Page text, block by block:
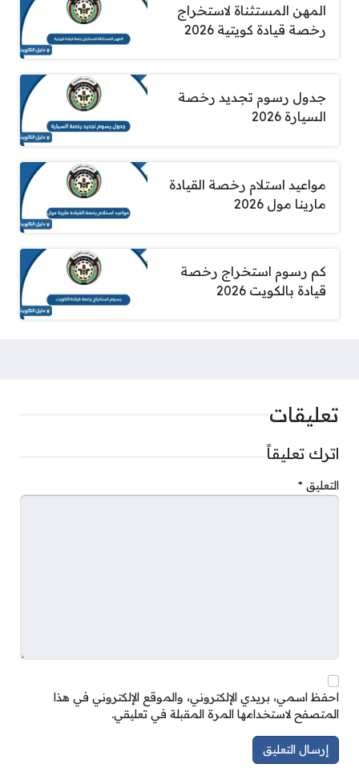
المهن المستثناة لاستخراج
رخصة قيادة كويتية 2026
جدول رسوم تجديد رخصة
السيارة 2026
مواعيد استلام رخصة القيادة
مارينا مول 2026
كم رسوم استخراج رخصة
قيادة بالكويت 2026
تعليقات
اترك تعليقاً
التعليق *
احفظ اسمي، بريدي الإلكتروني، والموقع الإلكتروني في هذا
المتصفح لاستخدامها المرة المقبلة في تعليقي.